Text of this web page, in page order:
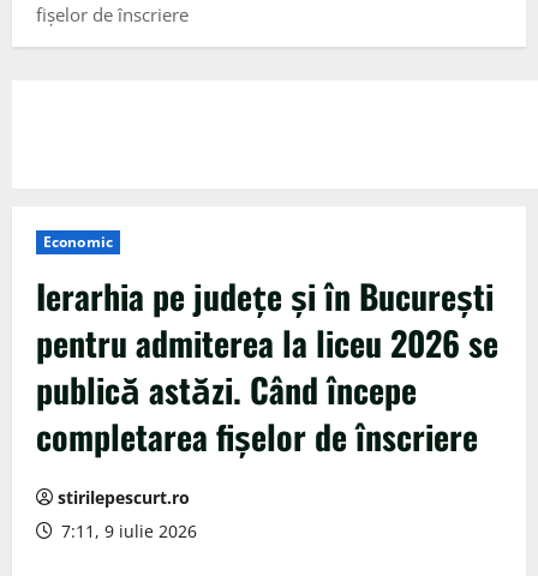
fișelor de înscriere
Economic
Ierarhia pe județe și în București
pentru admiterea la liceu 2026 se
publică astăzi. Când începe
completarea fișelor de înscriere
stirilepescurt.ro
7:11, 9 iulie 2026